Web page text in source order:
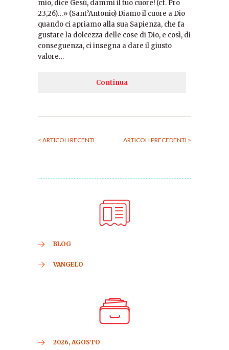
mio, dice Gesù, dammi il tuo cuore! (cf. Pro
23,26)…» (Sant’Antonio) Diamo il cuore a Dio
quando ci apriamo alla sua Sapienza, che fa
gustare la dolcezza delle cose di Dio, e così, di
conseguenza, ci insegna a dare il giusto
valore…
Continua
< ARTICOLI RECENTI ARTICOLI PRECEDENTI >
BLOG
VANGELO
2026, AGOSTO